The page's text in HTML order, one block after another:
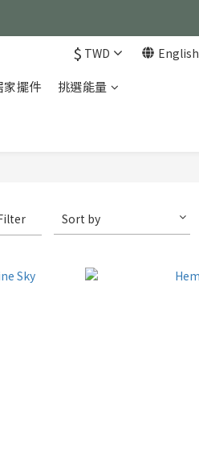
$ TWD English
家擺件
挑選能量
Sort by